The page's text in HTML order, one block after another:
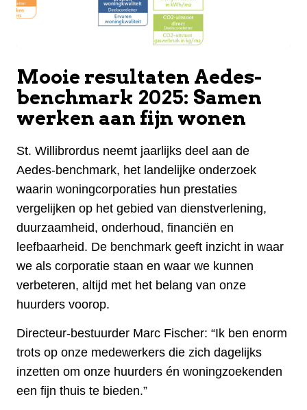
Mooie resultaten Aedes-
benchmark 2025: Samen
werken aan fijn wonen
St. Willibrordus neemt jaarlijks deel aan de
Aedes-benchmark, het landelijke onderzoek
waarin woningcorporaties hun prestaties
vergelijken op het gebied van dienstverlening,
duurzaamheid, onderhoud, financiën en
leefbaarheid. De benchmark geeft inzicht in waar
we als corporatie staan en waar we kunnen
verbeteren, altijd met het belang van onze
huurders voorop.
Directeur-bestuurder Marc Fischer: “Ik ben enorm
trots op onze medewerkers die zich dagelijks
inzetten om onze huurders én woningzoekenden
een fijn thuis te bieden.”